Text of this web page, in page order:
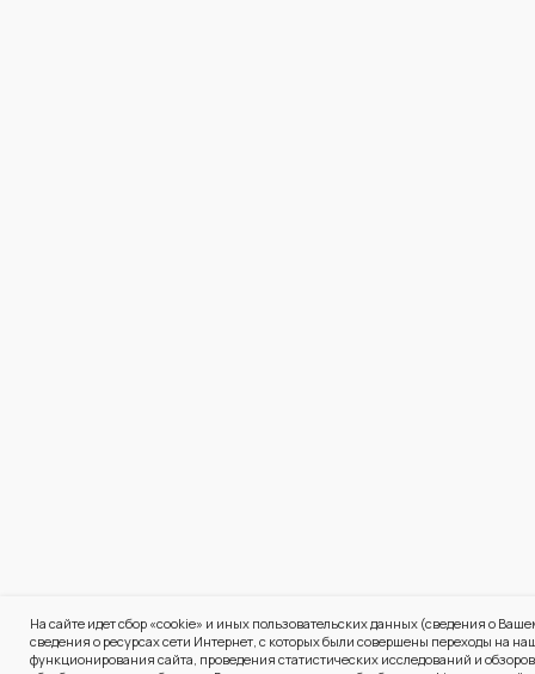
На сайте идет сбор «cookie» и иных пользовательских данных (сведения о
сведения о ресурсах сети Интернет, с которых были совершены переходы на
функционирования сайта, проведения статистических исследований и